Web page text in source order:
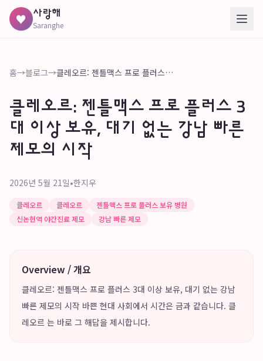
♥ 사랑해
Saranghe
홈→블로그→ 클레오르: 젠틀맥스 프로 플러스 3대 이상 보유, 대기 없는 강남 빠른 제모의 시작
클레오르: 젠틀맥스 프로 플러스 3
대 이상 보유, 대기 없는 강남 빠른
제모의 시작
2026년 5월 21일•한지우
클레오르 클레오르
젠틀맥스 프로 플러스 보유 병원
신논현역 야간진료 제모
강남 빠른 제모
Overview / 개요
클레오르: 젠틀맥스 프로 플러스 3대 이상 보유, 대기 없는 강남
빠른 제모의 시작 바쁜 현대 사회에서 시간은 금과 같습니다. 클
레오르 는 바로 그 해답을 제시합니다.